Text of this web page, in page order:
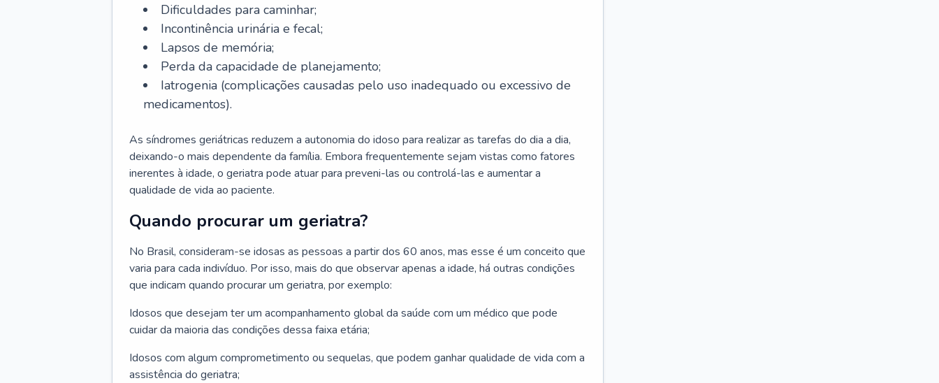
Dificuldades para caminhar;
Incontinência urinária e fecal;
Lapsos de memória;
Perda da capacidade de planejamento;
Iatrogenia (complicações causadas pelo uso inadequado ou excessivo de
medicamentos).
As síndromes geriátricas reduzem a autonomia do idoso para realizar as tarefas do dia a dia,
deixando-o mais dependente da família. Embora frequentemente sejam vistas como fatores
inerentes à idade, o geriatra pode atuar para preveni-las ou controlá-las e aumentar a
qualidade de vida ao paciente.
Quando procurar um geriatra?
No Brasil, consideram-se idosas as pessoas a partir dos 60 anos, mas esse é um conceito que
varia para cada indivíduo. Por isso, mais do que observar apenas a idade, há outras condições
que indicam quando procurar um geriatra, por exemplo:
Idosos que desejam ter um acompanhamento global da saúde com um médico que pode
cuidar da maioria das condições dessa faixa etária;
Idosos com algum comprometimento ou sequelas, que podem ganhar qualidade de vida com a
assistência do geriatra;